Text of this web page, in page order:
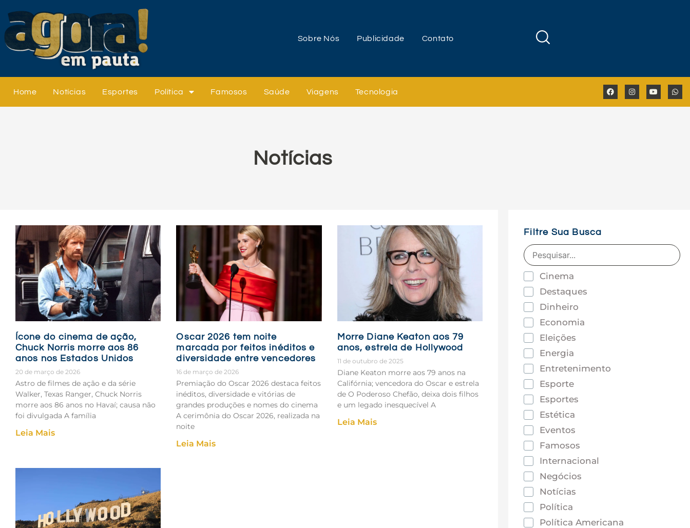
Sobre Nós Publicidade Contato
Home Notícias Esportes Política Famosos Saúde Viagens Tecnologia
Notícias
Ícone do cinema de ação,
Chuck Norris morre aos 86
anos nos Estados Unidos
20 de março de 2026
Astro de filmes de ação e da série
Walker, Texas Ranger, Chuck Norris
morre aos 86 anos no Havaí; causa não
foi divulgada A família
Leia Mais
Oscar 2026 tem noite
marcada por feitos inéditos e
diversidade entre vencedores
16 de março de 2026
Premiação do Oscar 2026 destaca feitos
inéditos, diversidade e vitórias de
grandes produções e nomes do cinema
A cerimônia do Oscar 2026, realizada na
noite
Leia Mais
Morre Diane Keaton aos 79
anos, estrela de Hollywood
11 de outubro de 2025
Diane Keaton morre aos 79 anos na
Califórnia; vencedora do Oscar e estrela
de O Poderoso Chefão, deixa dois filhos
e um legado inesquecível A
Leia Mais
Filtre Sua Busca
Cinema
Destaques
Dinheiro
Economia
Eleições
Energia
Entretenimento
Esporte
Esportes
Estética
Eventos
Famosos
Internacional
Negócios
Notícias
Política
Política Americana